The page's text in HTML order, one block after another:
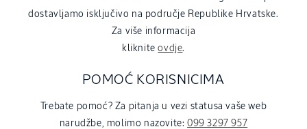
dostavljamo isključivo na područje Republike Hrvatske.
Za više informacija
klikniteovdje.
POMOĆ KORISNICIMA
Trebate pomoć? Za pitanja u vezi statusa vaše web
narudžbe, molimo nazovite: 099 3297 957